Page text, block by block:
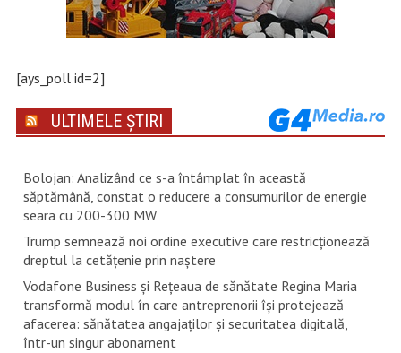
[ays_poll id=2]
ULTIMELE ȘTIRI
Bolojan: Analizând ce s-a întâmplat în această
săptămână, constat o reducere a consumurilor de energie
seara cu 200-300 MW
Trump semnează noi ordine executive care restricţionează
dreptul la cetăţenie prin naştere
Vodafone Business și Rețeaua de sănătate Regina Maria
transformă modul în care antreprenorii își protejează
afacerea: sănătatea angajaților și securitatea digitală,
într-un singur abonament